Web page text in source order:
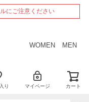
にご注意ください
WOMEN MEN
り マイページ カート
ペー